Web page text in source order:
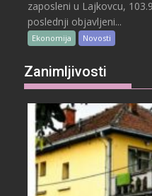
zaposleni u Lajkovcu,
poslednji objavljeni...
Ekonomija Novosti
Zanimljivosti